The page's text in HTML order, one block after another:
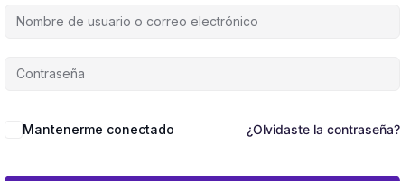
Mantenerme conectado ¿Olvidaste la contraseña?